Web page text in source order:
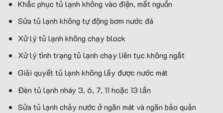
Khắc phục tủ lạnh không vào điện, mất nguồn
Sửa tủ lạnh không tự động bơm nước đá
Xử lý tủ lạnh không chạy block
Xử lý tình trạng tủ lạnh chạy liên tục không ngắt
Giải quyết tủ lạnh không lấy được nước mát
Đèn tủ lạnh nháy 3, 6, 7, 11 hoặc 13 lần
Sửa tủ lạnh chảy nước ở ngăn mát và ngăn bảo quản